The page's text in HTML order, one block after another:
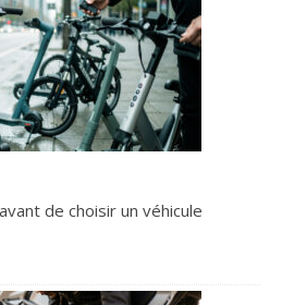
de choisir un véhicule